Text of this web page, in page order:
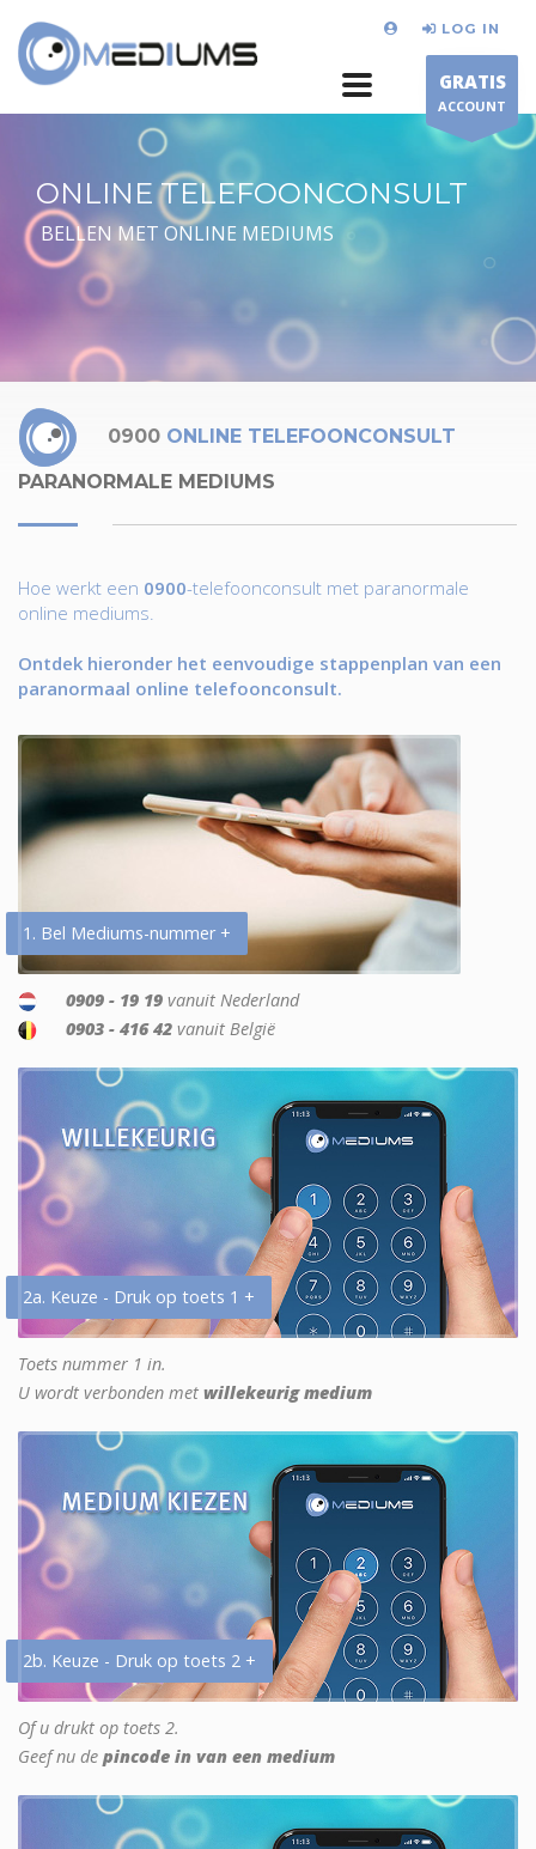
LOG IN
GRATIS
ACCOUNT
ONLINE TELEFOONCONSULT
BELLEN MET ONLINE MEDIUMS
0900 ONLINE TELEFOONCONSULT
PARANORMALE MEDIUMS
Hoe werkt een 0900-telefoonconsult met paranormale
online mediums.
Ontdek hieronder het eenvoudige stappenplan van een
paranormaal online telefoonconsult.
1. Bel Mediums-nummer +
0909 - 19 19 vanuit Nederland
0903 - 416 42 vanuit België
2a. Keuze - Druk op toets 1 +
Toets nummer 1 in.
U wordt verbonden met willekeurig medium
2b. Keuze - Druk op toets 2 +
Of u drukt op toets 2.
Geef nu de pincode in van een medium